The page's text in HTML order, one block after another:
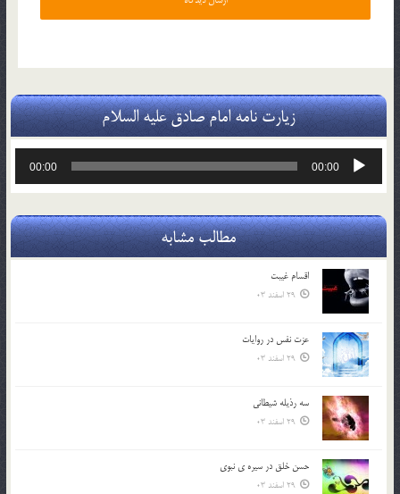
زیارت نامه امام صادق علیه السلام
پخش‌کننده
00:00
00:00
مطالب مشابه
اقسام غيبت
29 اسفند 03
عزت نفس در روايات
29 اسفند 03
سه رذیله شیطانی
29 اسفند 03
حسن خلق در سيره ي نبوي
29 اسفند 03